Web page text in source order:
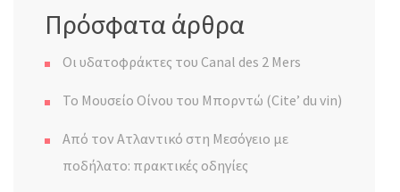
Πρόσφατα άρθρα
Οι υδατοφράκτες του Canal des 2 Mers
Το Μουσείο Οίνου του Μπορντώ (Cite’ du vin)
Από τον Ατλαντικό στη Μεσόγειο με
ποδήλατο: πρακτικές οδηγίες